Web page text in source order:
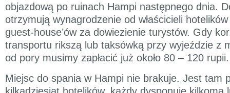
objazdową po ruinach Hampi następnego dnia.
otrzymują wynagrodzenie od właścicieli
guest-house’ów za dowiezienie turystów. Gdy
transportu rikszą lub taksówką przy wyjeździe z
od pory musimy zapłacić już około 80 – 120 rupii.
Miejsc do spania w Hampi nie brakuje. Jest tam
kilkadziesiąt hotelików, każdy dysponuje kilkoma